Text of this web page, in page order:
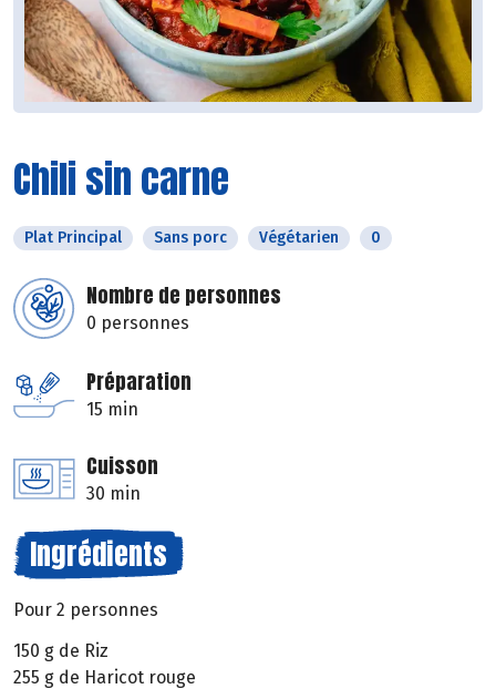
Chili sin carne
Plat Principal Sans porc Végétarien 0
Nombre de personnes
0 personnes
Préparation
15 min
Cuisson
30 min
Ingrédients
Pour 2 personnes
150 g de Riz
255 g de Haricot rouge